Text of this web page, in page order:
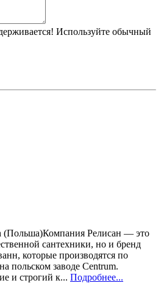
Используйте обычный
(Польша)Компания Релисан — это
сантехники, но и бренд
которые производятся по
польском заводе Centrum.
и строгий к... Подробнее...